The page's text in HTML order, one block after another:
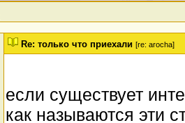
Re: только что приехали [re: arocha]
если существует
как называются эти